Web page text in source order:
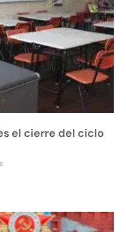
el cierre del ciclo